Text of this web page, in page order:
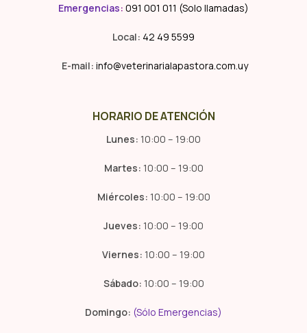
Emergencias: 091 001 011 (Solo llamadas)
Local: 42 49 5599
E-mail: info@veterinarialapastora.com.uy
HORARIO DE ATENCIÓN
Lunes: 10:00 – 19:00
Martes: 10:00 – 19:00
Miércoles: 10:00 – 19:00
Jueves: 10:00 – 19:00
Viernes: 10:00 – 19:00
Sábado: 10:00 – 19:00
Domingo: (Sólo Emergencias)